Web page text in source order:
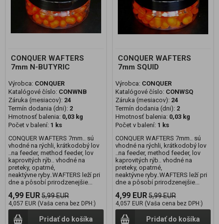
CONQUER WAFTERS
7mm N-BUTYRIC
Výrobca: CONQUER
Katalógové číslo: CONWNB
Záruka (mesiacov): 24
Termín dodania (dni): 2
Hmotnosť balenia: 0,03 kg
Počet v balení: 1 ks
CONQUER WAFTERS 7mm.. sú
vhodné na rýchli, krátkodobý lov
..na feeder, method feeder, lov
kaprovitých rýb.. vhodné na
preteky, opatrné,
neaktývne ryby..WAFTERS leží pri
dne a pôsobí prirodzenejšie...
4,99 EUR5,99 EUR
4,057 EUR (Vaša cena bez DPH:)
Pridať do košíka
CONQUER WAFTERS
7mm SQUID
Výrobca: CONQUER
Katalógové číslo: CONWSQ
Záruka (mesiacov): 24
Termín dodania (dni): 2
Hmotnosť balenia: 0,03 kg
Počet v balení: 1 ks
CONQUER WAFTERS 7mm.. sú
vhodné na rýchli, krátkodobý lov
..na feeder, method feeder, lov
kaprovitých rýb.. vhodné na
preteky, opatrné,
neaktývne ryby..WAFTERS leží pri
dne a pôsobí prirodzenejšie...
4,99 EUR5,99 EUR
4,057 EUR (Vaša cena bez DPH:)
Pridať do košíka